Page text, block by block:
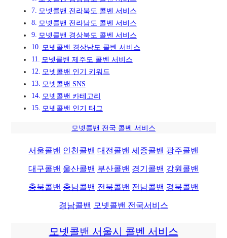
모넷콜밴 전라북도 콜벤 서비스
모넷콜밴 전라남도 콜벤 서비스
모넷콜밴 경상북도 콜벤 서비스
모넷콜밴 경상남도 콜벤 서비스
모넷콜밴 제주도 콜벤 서비스
모넷콜밴 인기 키워드
모넷콜밴 SNS
모넷콜밴 카테고리
모넷콜밴 인기 태그
모넷콜밴 전국 콜벤 서비스
서울콜밴 인천콜밴 대전콜밴 세종콜밴 광주콜밴
대구콜밴 울산콜밴 부산콜밴 경기콜밴 강원콜밴
충북콜밴 충남콜밴 전북콜밴 전남콜밴 경북콜밴
경남콜밴 모넷콜밴 전국서비스
모넷콜밴 서울시 콜벤 서비스